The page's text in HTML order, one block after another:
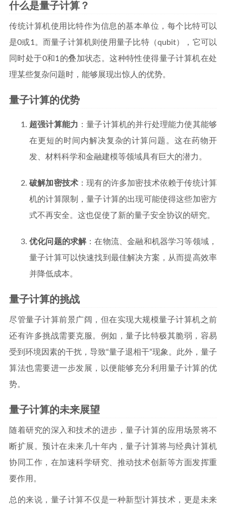
什么是量子计算？
传统计算机使用比特作为信息的基本单位，每个比特可以
是0或1。而量子计算机则使用量子比特（qubit），它可以
同时处于0和1的叠加状态。这种特性使得量子计算机在处
理某些复杂问题时，能够展现出惊人的优势。
量子计算的优势
超强计算能力 ：量子计算机的并行处理能力使其能够
在更短的时间内解决复杂的计算问题。这在药物开
发、材料科学和金融建模等领域具有巨大的潜力。
破解加密技术 ：现有的许多加密技术依赖于传统计算
机的计算限制，量子计算的出现可能使得这些加密方
式不再安全。这也促使了新的量子安全协议的研究。
优化问题的求解：在物流、金融和机器学习等领域，
量子计算可以快速找到最佳解决方案，从而提高效率
并降低成本。
量子计算的挑战
尽管量子计算前景广阔，但在实现大规模量子计算机之前
还有许多挑战需要克服。例如，量子比特极其脆弱，容易
受到环境因素的干扰，导致“量子退相干”现象。此外，量子
算法也需要进一步发展，以便能够充分利用量子计算的优
势。
量子计算的未来展望
随着研究的深入和技术的进步，量子计算的应用场景将不
断扩展。预计在未来几十年内，量子计算将与经典计算机
协同工作，在加速科学研究、推动技术创新等方面发挥重
要作用。
总的来说，量子计算不仅是一种新型计算技术，更是未来